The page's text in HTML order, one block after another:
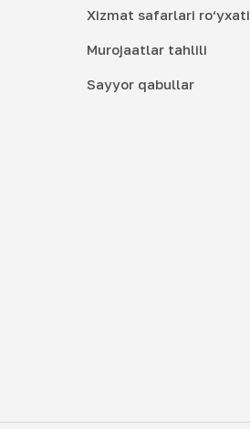
Xizmat safarlari ro‘yxati
Murojaatlar tahlili
Sayyor qabullar